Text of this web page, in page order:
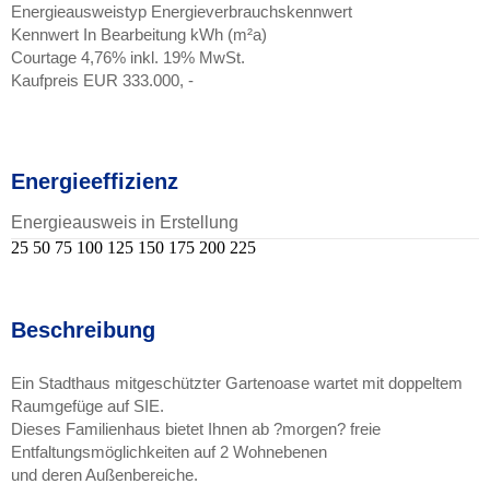
Energieausweistyp Energieverbrauchskennwert
Kennwert In Bearbeitung kWh (m²a)
Courtage 4,76% inkl. 19% MwSt.
Kaufpreis EUR 333.000, -
Energieeffizienz
Energieausweis in Erstellung
25 50 75 100 125 150 175 200 225
Beschreibung
Ein Stadthaus mitgeschützter Gartenoase wartet mit doppeltem
Raumgefüge auf SIE.
Dieses Familienhaus bietet Ihnen ab ?morgen? freie
Entfaltungsmöglichkeiten auf 2 Wohnebenen
und deren Außenbereiche.